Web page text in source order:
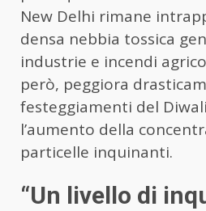
New Delhi rimane
densa nebbia tossica
industrie e incendi
però, peggiora
festeggiamenti del
l’aumento della
particelle inquinanti.
“Un livello di